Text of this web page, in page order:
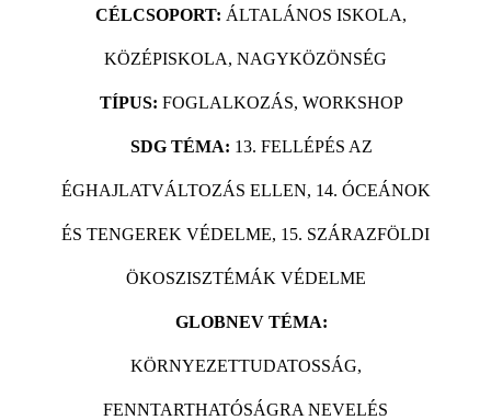
CÉLCSOPORT: ÁLTALÁNOS ISKOLA,
KÖZÉPISKOLA, NAGYKÖZÖNSÉG
TÍPUS: FOGLALKOZÁS, WORKSHOP
SDG TÉMA: 13. FELLÉPÉS AZ
ÉGHAJLATVÁLTOZÁS ELLEN, 14. ÓCEÁNOK
ÉS TENGEREK VÉDELME, 15. SZÁRAZFÖLDI
ÖKOSZISZTÉMÁK VÉDELME
GLOBNEV TÉMA:
KÖRNYEZETTUDATOSSÁG,
FENNTARTHATÓSÁGRA NEVELÉS